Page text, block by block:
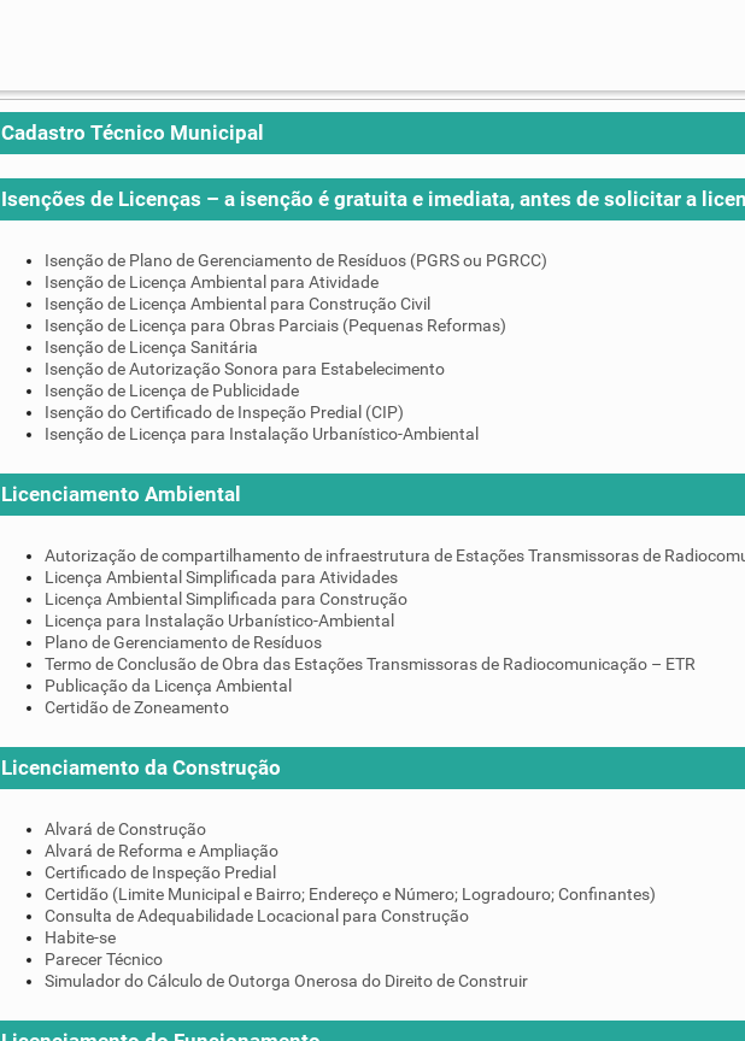
Cadastro Técnico Municipal
Isenções de Licenças – a isenção é gratuita e imediata, antes de solicitar a
Isenção de Plano de Gerenciamento de Resíduos (PGRS ou PGRCC)
Isenção de Licença Ambiental para Atividade
Isenção de Licença Ambiental para Construção Civil
Isenção de Licença para Obras Parciais (Pequenas Reformas)
Isenção de Licença Sanitária
Isenção de Autorização Sonora para Estabelecimento
Isenção de Licença de Publicidade
Isenção do Certificado de Inspeção Predial (CIP)
Isenção de Licença para Instalação Urbanístico-Ambiental
Licenciamento Ambiental
Autorização de compartilhamento de infraestrutura de Estações Transmissoras de
Licença Ambiental Simplificada para Atividades
Licença Ambiental Simplificada para Construção
Licença para Instalação Urbanístico-Ambiental
Plano de Gerenciamento de Resíduos
Termo de Conclusão de Obra das Estações Transmissoras de Radiocomunicação – ETR
Publicação da Licença Ambiental
Certidão de Zoneamento
Licenciamento da Construção
Alvará de Construção
Alvará de Reforma e Ampliação
Certificado de Inspeção Predial
Certidão (Limite Municipal e Bairro; Endereço e Número; Logradouro; Confinantes)
Consulta de Adequabilidade Locacional para Construção
Habite-se
Parecer Técnico
Simulador do Cálculo de Outorga Onerosa do Direito de Construir